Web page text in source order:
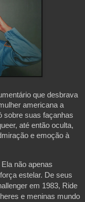
que desbrava
americana a
sobre suas façanhas
até então oculta,
e emoção à
não apenas
estelar. De seus
em 1983, Ride
e meninas mundo